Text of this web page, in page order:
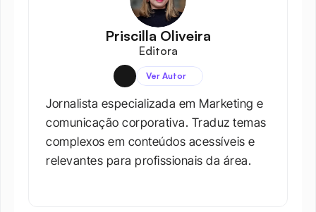
Priscilla Oliveira
Editora
Ver Autor
Jornalista especializada em Marketing e
comunicação corporativa. Traduz temas
complexos em conteúdos acessíveis e
relevantes para profissionais da área.​